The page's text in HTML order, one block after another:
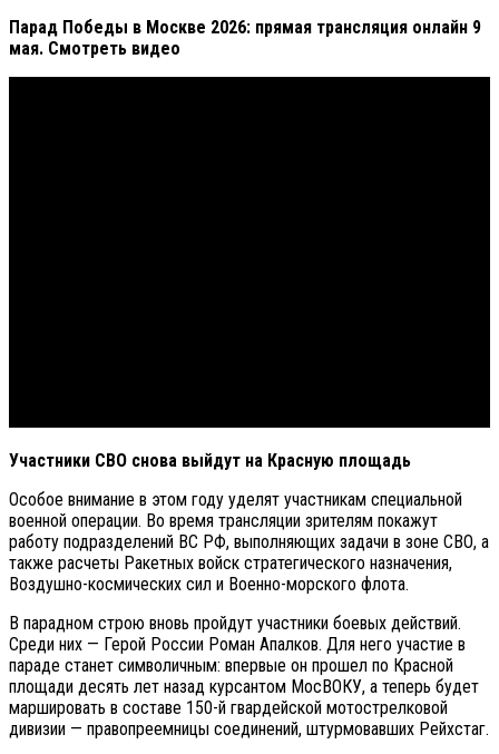
Парад Победы в Москве 2026: прямая трансляция онлайн 9
мая. Смотреть видео
Участники СВО снова выйдут на Красную площадь
Особое внимание в этом году уделят участникам специальной
военной операции. Во время трансляции зрителям покажут
работу подразделений ВС РФ, выполняющих задачи в зоне СВО, а
также расчеты Ракетных войск стратегического назначения,
Воздушно-космических сил и Военно-морского флота.
В парадном строю вновь пройдут участники боевых действий.
Среди них — Герой России Роман Апалков. Для него участие в
параде станет символичным: впервые он прошел по Красной
площади десять лет назад курсантом МосВОКУ, а теперь будет
маршировать в составе 150-й гвардейской мотострелковой
дивизии — правопреемницы соединений, штурмовавших Рейхстаг.